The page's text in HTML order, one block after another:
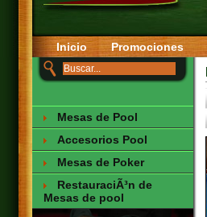
Inicio Promociones
Mesas de Pool
Accesorios Pool
Mesas de Poker
RestauraciÃ³n de
Mesas de pool